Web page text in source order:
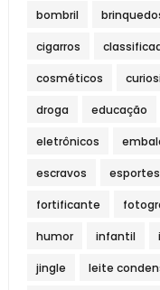
bombril
cigarros
cosméticos
droga educação
eletrônicos
escravos esportes
fortificante
humor infantil
jingle leite